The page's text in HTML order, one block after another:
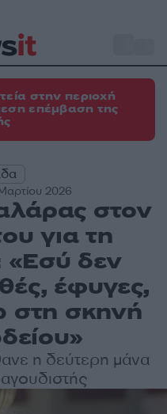
στην περιοχή
επέμβαση της
2026
στον
για τη
«Εσύ δεν
έφυγες,
στη σκηνή
η δεύτερη μάνα